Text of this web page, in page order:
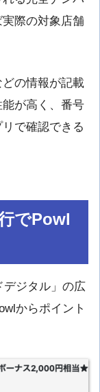
際の対象店舗
の情報が記載
が高く、番号
で確認できる
でPowl
デジタル」の広
からポイント